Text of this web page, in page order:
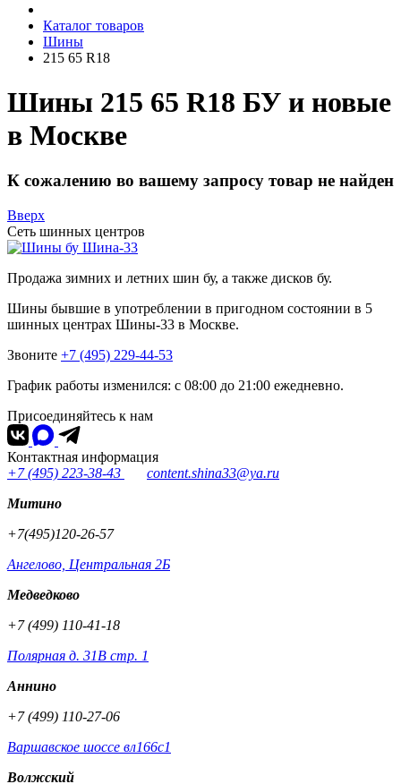
Каталог товаров
Шины
215 65 R18
Шины 215 65 R18 БУ и новые
в Москве
К сожалению во вашему запросу товар не найден
Вверх
Сеть шинных центров
Шина-33
Продажа зимних и летних шин бу, а также дисков бу.
Шины бывшие в употреблении в пригодном состоянии в 5
шинных центрах Шины-33 в Москве.
Звоните +7 (495) 229-44-53
График работы изменился: с 08:00 до 21:00 ежедневно.
Присоединяйтесь к нам
Контактная информация
+7 (495) 223-38-43
content.shina33@ya.ru
Митино
+7(495)120-26-57
Ангелово, Центральная 2Б
Медведково
+7 (499) 110-41-18
Полярная д. 31В стр. 1
Аннино
+7 (499) 110-27-06
Варшавское шоссе вл166с1
Волжский